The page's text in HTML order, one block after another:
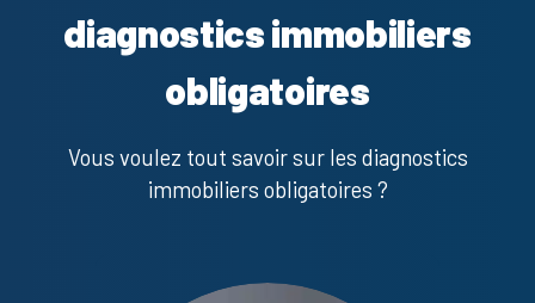
diagnostics immobiliers
obligatoires
Vous voulez tout savoir sur les diagnostics
immobiliers obligatoires ?